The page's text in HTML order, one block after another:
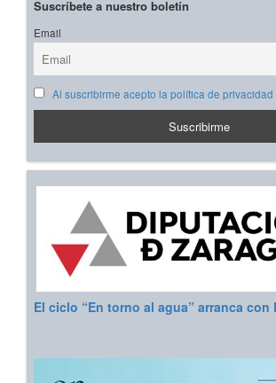
Suscríbete a nuestro boletín
Email
Al suscribirme acepto la política de privacidad
El ciclo “En torno al agua” arranca con